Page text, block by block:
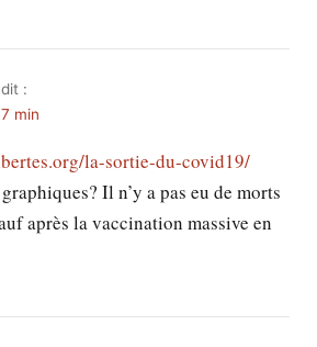
dit :
min
la-sortie-du-covid19/
Il n’y a pas eu de morts
après la vaccination massive en